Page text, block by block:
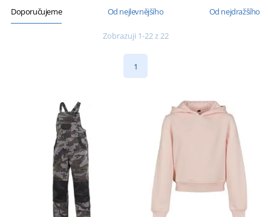
Doporučujeme Od nejlevnějšího Od nejdražšího
Zobrazuji 1-22 z 22
1